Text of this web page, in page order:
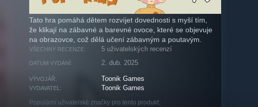
Tato hra pomáhá dětem rozvíjet dovednosti s myší tím,
že klikají na zábavné a barevné ovoce, které se objevuje
na obrazovce, což dělá učení zábavným a poutavým.
VŠECHNY RECENZE: 5 uživatelských recenzí
DATUM VYDÁNÍ: 2. dub. 2025
VÝVOJÁŘ: Toonik Games
VYDAVATEL: Toonik Games
Populární uživatelské značky pro tento produkt: